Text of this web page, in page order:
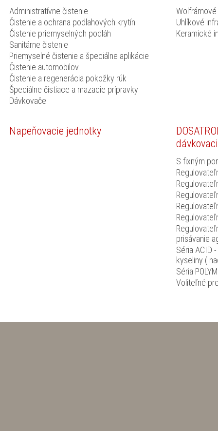
Administratívne čistenie
Čistenie a ochrana podlahových krytín
Čistenie priemyselných podláh
Sanitárne čistenie
Priemyselné čistenie a špeciálne aplikácie
Čistenie automobilov
Čistenie a regenerácia pokožky rúk
Špeciálne čistiace a mazacie prípravky
Dávkovače
Uhlíkové
Keramické
Napeňovacie jednotky
S fixným
prisávanie
Séria ACID
kyseliny (
Séria
Voliteľné